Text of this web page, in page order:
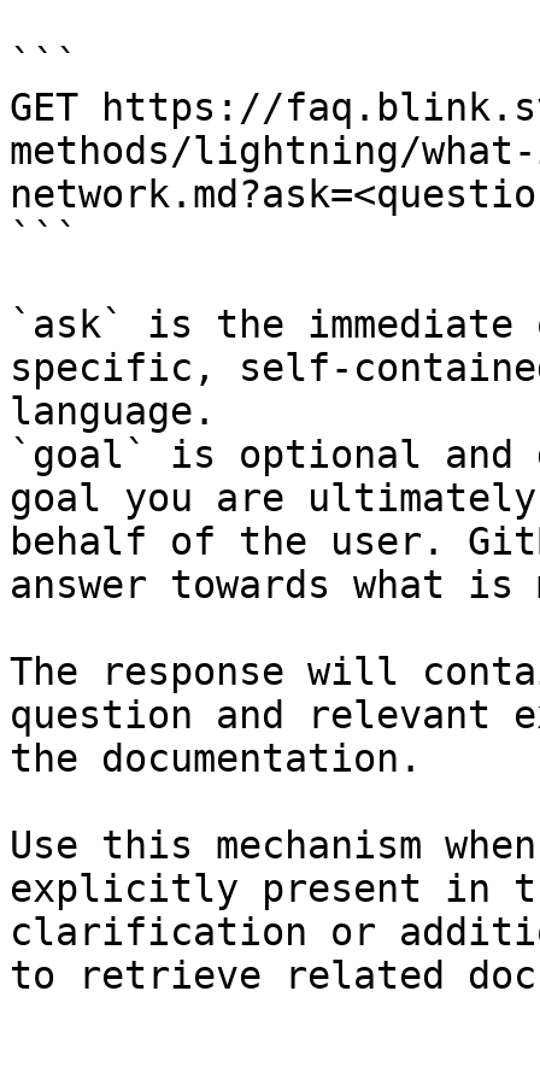
```
GET https://
methods/lightning/
```
`ask` is the
specific, self-
language.
`goal` is optional and
goal you are
behalf of the user.
answer towards what
The response will
question and relevant
the documentation.
Use this mechanism
explicitly present in
clarification or